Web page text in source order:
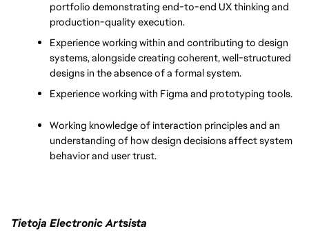
portfolio demonstrating end-to-end UX thinking and
production-quality execution.
Experience working within and contributing to design
systems, alongside creating coherent, well-structured
designs in the absence of a formal system.
Experience working with Figma and prototyping tools.
Working knowledge of interaction principles and an
understanding of how design decisions affect system
behavior and user trust.
Tietoja Electronic Artsista